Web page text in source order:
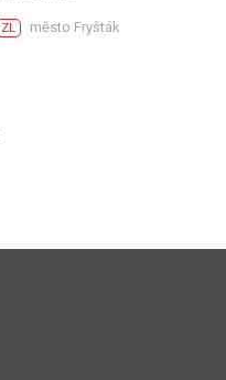
ZL město Fryšták